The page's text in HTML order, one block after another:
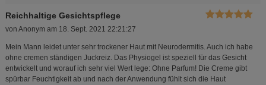
Reichhaltige Gesichtspflege
von Anonym am 18. Sept. 2021 22:21:27
Mein Mann leidet unter sehr trockener Haut mit Neurodermitis. Auch ich habe
ohne cremen ständigen Juckreiz. Das Physiogel ist speziell für das Gesicht
entwickelt und worauf ich sehr viel Wert lege: Ohne Parfum! Die Creme gibt
spürbar Feuchtigkeit ab und nach der Anwendung fühlt sich die Haut